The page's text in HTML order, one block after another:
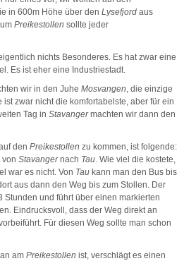
in 600m Höhe über den Lysefjord aus
Preikestollen sollte jeder
nichts Besonderes. Es hat zwar eine
Es ist eher eine Industriestadt.
wir in den Juhe Mosvangen, die einzige
zwar nicht die komfortabelste, aber für ein
Tag in Stavangermachten wir dann den
den Preikestollen zu kommen, ist folgende:
von Stavangernach Tau. Wie viel die kostete,
war es nicht. Von Tau kann man den Bus bis
aus dann den Weg bis zum Stollen. Der
Stunden und führt über einen markierten
Eindrucksvoll, dass der Weg direkt an
Für diesen Weg sollte man schon
am Preikestollen ist, verschlägt es einen